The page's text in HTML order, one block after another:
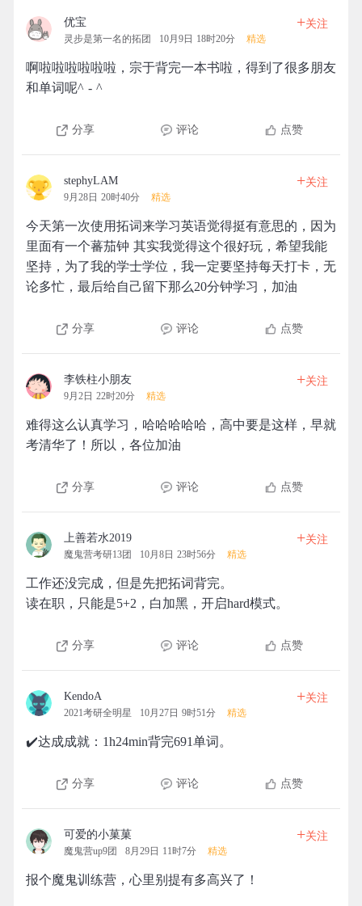
优宝
灵步是第一名的拓团 10月9日 18时20分 精选
+关注
啊啦啦啦啦啦啦，宗于背完一本书啦，得到了很多朋友
和单词呢^ - ^
分享 评论 点赞
stephyLAM
9月28日 20时40分 精选
+关注
今天第一次使用拓词来学习英语觉得挺有意思的，因为
里面有一个蕃茄钟 其实我觉得这个很好玩，希望我能
坚持，为了我的学士学位，我一定要坚持每天打卡，无
论多忙，最后给自己留下那么20分钟学习，加油
分享 评论 点赞
李铁柱小朋友
9月2日 22时20分 精选
+关注
难得这么认真学习，哈哈哈哈哈，高中要是这样，早就
考清华了！所以，各位加油
分享 评论 点赞
上善若水2019
魔鬼营考研13团 10月8日 23时56分 精选
+关注
工作还没完成，但是先把拓词背完。
读在职，只能是5+2，白加黑，开启hard模式。
分享 评论 点赞
KendoA
2021考研全明星 10月27日 9时51分 精选
+关注
✔️达成成就：1h24min背完691单词。
分享 评论 点赞
可爱的小菓菓
魔鬼营up9团 8月29日 11时7分 精选
+关注
报个魔鬼训练营，心里别提有多高兴了！